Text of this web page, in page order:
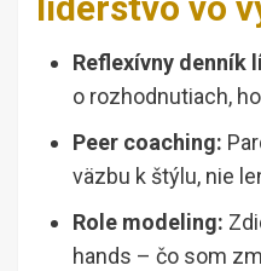
Reflexívny denník
o rozhodnutiach,
Peer coaching:
väzbu k štýlu, nie
Role modeling:
hands – čo som